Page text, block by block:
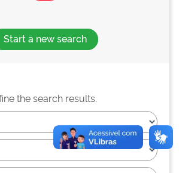
Start a new search
the search results.